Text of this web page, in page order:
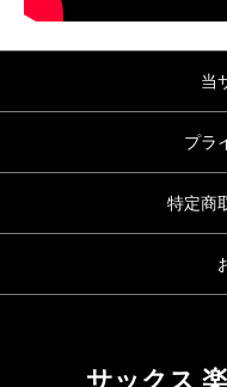
当
プラ
特定商
サックス